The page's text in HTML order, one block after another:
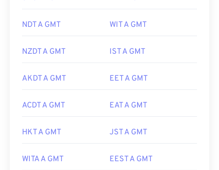
NDT A GMT WIT A GMT
NZDT A GMT IST A GMT
AKDT A GMT EET A GMT
ACDT A GMT EAT A GMT
HKT A GMT JST A GMT
WITA A GMT EEST A GMT